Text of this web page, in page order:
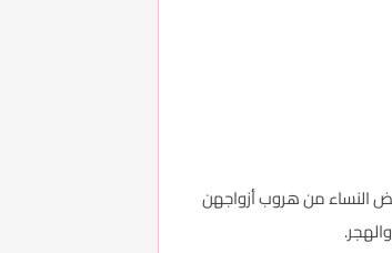
بعض النساء من هروب أزواجهن